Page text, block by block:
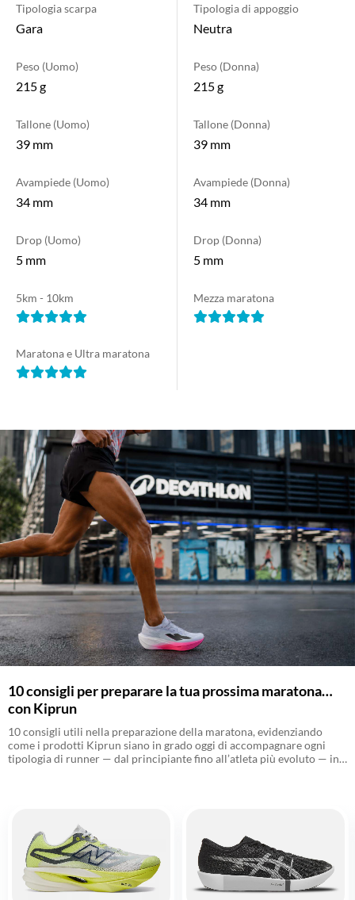
Tipologia scarpa
Gara
Tipologia di appoggio
Neutra
Peso (Uomo)
215 g
Peso (Donna)
215 g
Tallone (Uomo)
39 mm
Tallone (Donna)
39 mm
Avampiede (Uomo)
34 mm
Avampiede (Donna)
34 mm
Drop (Uomo)
5 mm
Drop (Donna)
5 mm
5km - 10km Mezza maratona
Maratona e Ultra maratona
10 consigli per preparare la tua prossima maratona…
con Kiprun
10 consigli utili nella preparazione della maratona, evidenziando
come i prodotti Kiprun siano in grado oggi di accompagnare ogni
tipologia di runner — dal principiante fino all’atleta più evoluto — in